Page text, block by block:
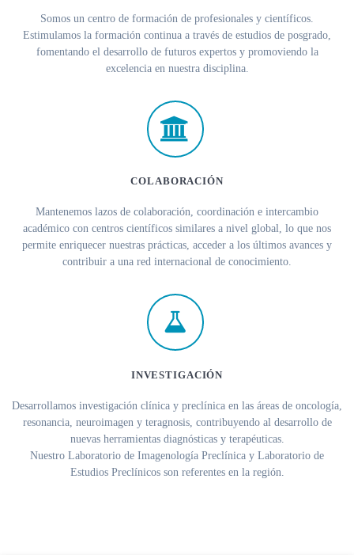
Somos un centro de formación de profesionales y científicos.
Estimulamos la formación continua a través de estudios de posgrado,
fomentando el desarrollo de futuros expertos y promoviendo la
excelencia en nuestra disciplina.
COLABORACIÓN
Mantenemos lazos de colaboración, coordinación e intercambio
académico con centros científicos similares a nivel global, lo que nos
permite enriquecer nuestras prácticas, acceder a los últimos avances y
contribuir a una red internacional de conocimiento.
INVESTIGACIÓN
Desarrollamos investigación clínica y preclínica en las áreas de oncología,
resonancia, neuroimagen y teragnosis, contribuyendo al desarrollo de
nuevas herramientas diagnósticas y terapéuticas.
Nuestro Laboratorio de Imagenología Preclínica y Laboratorio de
Estudios Preclínicos son referentes en la región.